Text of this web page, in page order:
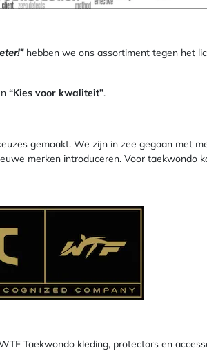
hebben we ons assortiment tegen het
“Kies voor kwaliteit”.
gemaakt. We zijn in zee gegaan met
merken introduceren. Voor taekwondo
Taekwondo kleding, protectors en